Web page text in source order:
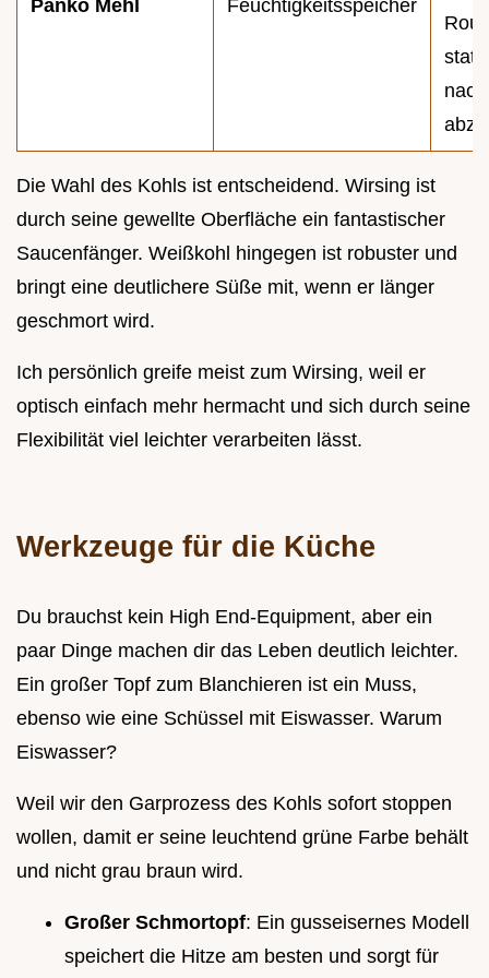
Panko Mehl Feuchtigkeitsspeicher
statt
Die Wahl des Kohls ist entscheidend. Wirsing ist
durch seine gewellte Oberfläche ein fantastischer
Saucenfänger. Weißkohl hingegen ist robuster und
bringt eine deutlichere Süße mit, wenn er länger
geschmort wird.
Ich persönlich greife meist zum Wirsing, weil er
optisch einfach mehr hermacht und sich durch seine
Flexibilität viel leichter verarbeiten lässt.
Werkzeuge für die Küche
Du brauchst kein High End-Equipment, aber ein
paar Dinge machen dir das Leben deutlich leichter.
Ein großer Topf zum Blanchieren ist ein Muss,
ebenso wie eine Schüssel mit Eiswasser. Warum
Eiswasser?
Weil wir den Garprozess des Kohls sofort stoppen
wollen, damit er seine leuchtend grüne Farbe behält
und nicht grau braun wird.
Großer Schmortopf: Ein gusseisernes Modell
speichert die Hitze am besten und sorgt für